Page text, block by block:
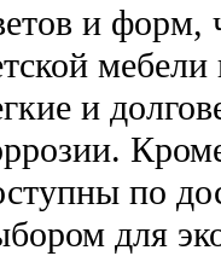
и форм,
и
по
для